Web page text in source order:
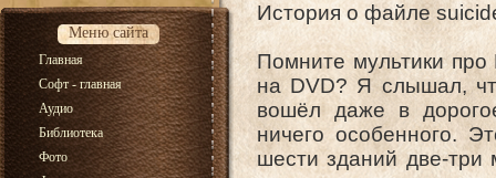
Меню сайта
Главная
Софт - главная
Аудио
Библиотека
Фото
История о файле
Помните мультики
на DVD? Я слышал,
вошёл даже в
ничего особенного.
шести зданий две-три